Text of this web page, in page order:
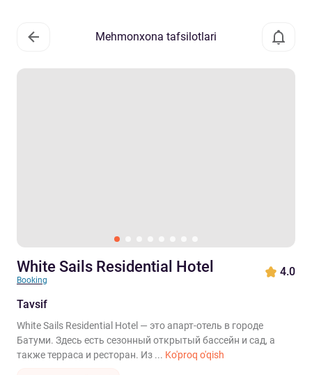
Mehmonxona tafsilotlari
White Sails Residential Hotel
Booking
4.0
Tavsif
White Sails Residential Hotel — это апарт-отель в городе
Батуми. Здесь есть сезонный открытый бассейн и сад, а
также терраса и ресторан. Из ... Ko'proq o'qish